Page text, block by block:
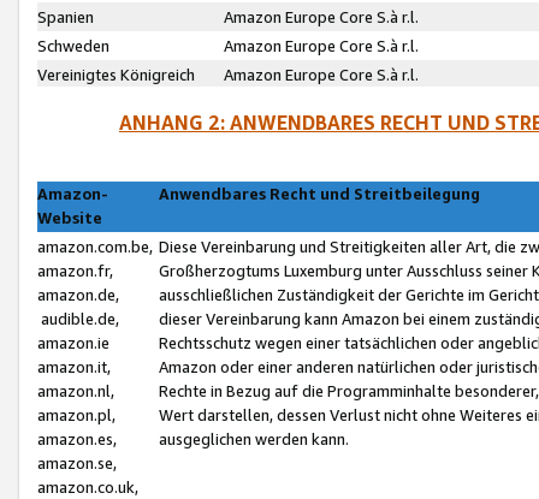
Spanien
Amazon Europe Core S.à r.l.
Schweden
Amazon Europe Core S.à r.l.
Vereinigtes Königreich
Amazon Europe Core S.à r.l.
ANHANG 2: ANWENDBARES RECHT UND
Amazon-
Website
Anwendbares Recht und Streitbeilegung
amazon.com.be,
amazon.fr,
amazon.de,
audible.de,
amazon.ie
amazon.it,
amazon.nl,
amazon.pl,
amazon.es,
amazon.se,
amazon.co.uk,
Diese Vereinbarung und Streitigkeiten aller Art, die
Großherzogtums Luxemburg unter Ausschluss
ausschließlichen Zuständigkeit der Gerichte im
dieser Vereinbarung kann Amazon bei einem
Rechtsschutz wegen einer tatsächlichen oder
Amazon oder einer anderen natürlichen oder
Rechte in Bezug auf die Programminhalte
Wert darstellen, dessen Verlust nicht ohne Weiteres
ausgeglichen werden kann.